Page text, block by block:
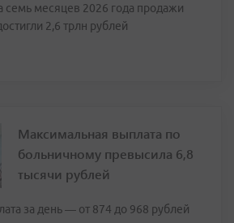
семь месяцев 2026 года продажи
2,6 трлн рублей
Максимальная выплата по
больничному превысила 6,8
тысячи рублей
за день — от 874 до 968 рублей